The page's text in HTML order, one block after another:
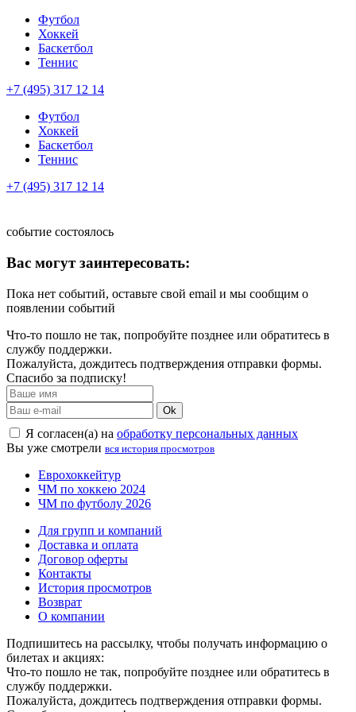
Футбол
Хоккей
Баскетбол
Теннис
+7 (495) 317 12 14
Футбол
Хоккей
Баскетбол
Теннис
+7 (495) 317 12 14
событие состоялось
Вас могут заинтересовать:
Пока нет событий, оставьте свой email и мы сообщим о
появлении событий
Что-то пошло не так, попробуйте позднее или обратитесь в
службу поддержки.
Пожалуйста, дождитесь подтверждения отправки формы.
Спасибо за подписку!
Ok
Я согласен(а) на обработку персональных данных
Вы уже смотрели вся история просмотров
Еврохоккейтур
ЧМ по хоккею 2024
ЧМ по футболу 2026
Для групп и компаний
Доставка и оплата
Договор оферты
Контакты
История просмотров
Возврат
О компании
Подпишитесь на рассылку, чтобы получать информацию о
билетах и акциях:
Что-то пошло не так, попробуйте позднее или обратитесь в
службу поддержки.
Пожалуйста, дождитесь подтверждения отправки формы.